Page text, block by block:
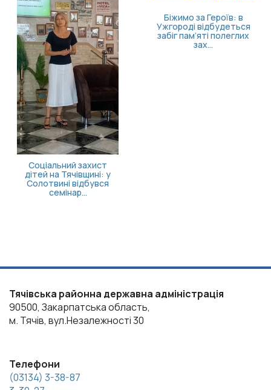
Соціальний захист
дітей на Тячівщині: у
Солотвині відбувся
семінар...
Біжимо за Героїв: в
Ужгороді відбудеться
забіг пам’яті полеглих
зах...
Тячівська районна державна адміністрація
90500, Закарпатська область,
м. Тячів, вул.Незалежності 30
Телефони
(03134) 3-38-87